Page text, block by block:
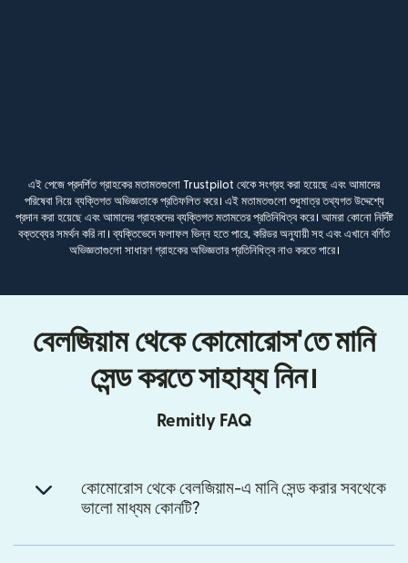
এই পেজে প্রদর্শিত গ্রাহকের মতামতগুলো Trustpilot থেকে সংগ্রহ করা হয়েছে এবং আমাদের
পরিষেবা নিয়ে ব্যক্তিগত অভিজ্ঞতাকে প্রতিফলিত করে। এই মতামতগুলো শুধুমাত্র তথ্যগত উদ্দেশ্যে
প্রদান করা হয়েছে এবং আমাদের গ্রাহকদের ব্যক্তিগত মতামতের প্রতিনিধিত্ব করে। আমরা কোনো নির্দিষ্ট
বক্তব্যের সমর্থন করি না। ব্যক্তিভেদে ফলাফল ভিন্ন হতে পারে, করিডর অনুযায়ী সহ এবং এখানে বর্ণিত
অভিজ্ঞতাগুলো সাধারণ গ্রাহকের অভিজ্ঞতার প্রতিনিধিত্ব নাও করতে পারে।
বেলজিয়াম থেকে কোমোরোস'তে মানি
সেন্ড করতে সাহায্য নিন।
Remitly FAQ
কোমোরোস থেকে বেলজিয়াম-এ মানি সেন্ড করার সবথেকে
ভালো মাধ্যম কোনটি?